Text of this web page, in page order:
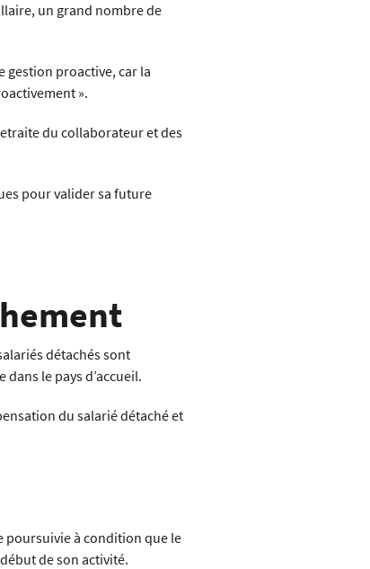
un grand nombre de
gestion proactive, car la
».
du collaborateur et des
pour valider sa future
détachés sont
le pays d’accueil.
du salarié détaché et
poursuivie à condition que le
de son activité.